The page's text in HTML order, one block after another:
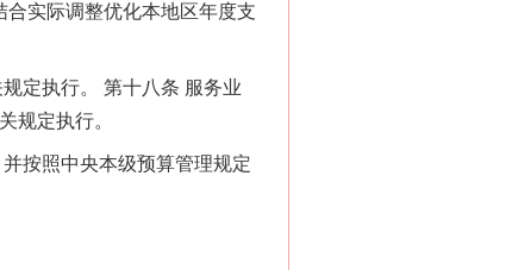
实际调整优化本地区年度支
定执行。 第十八条 服务业
规定执行。
按照中央本级预算管理规定